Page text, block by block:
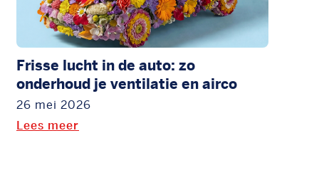
Frisse lucht in de auto: zo
onderhoud je ventilatie en airco
26 mei 2026
Lees meer